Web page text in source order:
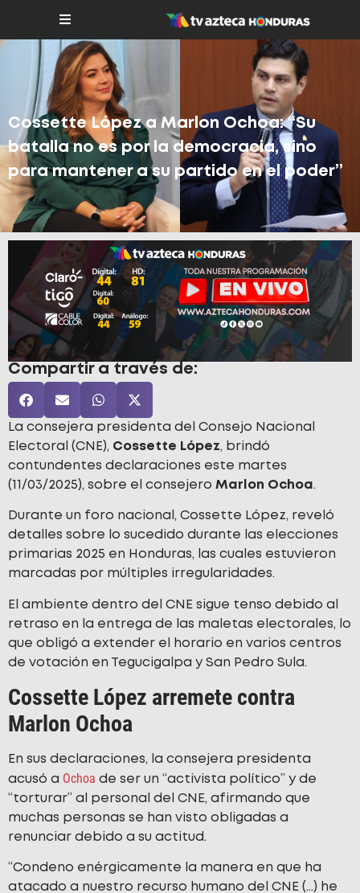
Cossette López a Marlon Ochoa: “Su
batalla no es por la democracia, sino
para mantener a su partido en el poder”
Compartir a través de:
La consejera presidenta del Consejo Nacional
Electoral (CNE), Cossette López, brindó
contundentes declaraciones este martes
(11/03/2025), sobre el consejero Marlon Ochoa.
Durante un foro nacional, Cossette López, reveló
detalles sobre lo sucedido durante las elecciones
primarias 2025 en Honduras, las cuales estuvieron
marcadas por múltiples irregularidades.
El ambiente dentro del CNE sigue tenso debido al
retraso en la entrega de las maletas electorales, lo
que obligó a extender el horario en varios centros
de votación en Tegucigalpa y San Pedro Sula.
Cossette López arremete contra
Marlon Ochoa
En sus declaraciones, la consejera presidenta
acusó a Ochoa de ser un “activista político” y de
“torturar” al personal del CNE, afirmando que
muchas personas se han visto obligadas a
renunciar debido a su actitud.
“Condeno enérgicamente la manera en que ha
atacado a nuestro recurso humano del CNE (…) he